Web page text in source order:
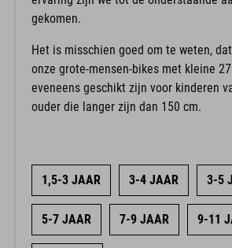
gekomen.
Het is misschien goed om te weten,
onze grote-mensen-bikes met kleine
eveneens geschikt zijn voor kinderen
ouder die langer zijn dan 150 cm.
1,5-3 JAAR 3-4 JAAR 3-5
5-7 JAAR 7-9 JAAR 9-11